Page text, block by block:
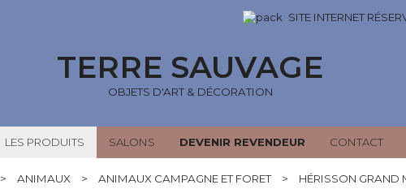
SITE INTERNET
TERRE SAUVAGE
OBJETS D'ART & DÉCORATION
LES PRODUITS SALONS DEVENIR REVENDEUR CONTACT
> ANIMAUX > ANIMAUX CAMPAGNE ET FORET > HÉRISSON GRAND